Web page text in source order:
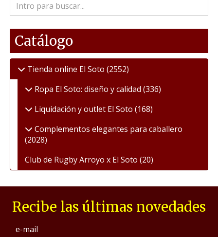
Catálogo
Tienda online El Soto (2552)
Ropa El Soto: diseño y calidad (336)
Liquidación y outlet El Soto (168)
Complementos elegantes para caballero
(2028)
Club de Rugby Arroyo x El Soto (20)
Recibe las últimas novedades